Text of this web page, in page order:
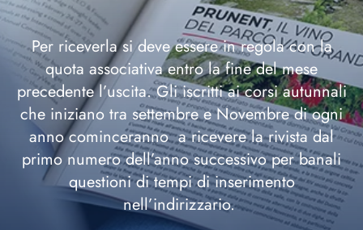
Per riceverla si deve essere in regola con la
quota associativa entro la fine del mese
precedente l’uscita. Gli iscritti ai corsi autunnali
che iniziano tra settembre e Novembre di ogni
anno cominceranno a ricevere la rivista dal
primo numero dell’anno successivo per banali
questioni di tempi di inserimento
nell’indirizzario.